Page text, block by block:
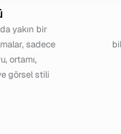
yakın bir
sadece
ortamı,
görsel stili